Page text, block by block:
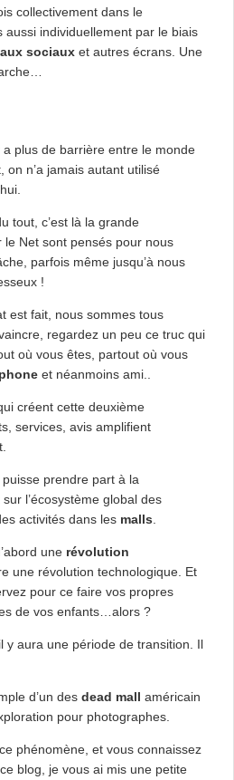
collectivement dans le
aussi individuellement par le biais
sociaux et autres écrans. Une
a plus de barrière entre le monde
on n’a jamais autant utilisé
tout, c’est là la grande
le Net sont pensés pour nous
parfois même jusqu’à nous
!
est fait, nous sommes tous
regardez un peu ce truc qui
où vous êtes, partout où vous
et néanmoins ami..
créent cette deuxième
services, avis amplifient
prendre part à la
l’écosystème global des
activités dans les malls
une révolution
une révolution technologique. Et
pour ce faire vos propres
de vos enfants…alors ?
y aura une période de transition. Il
d’un des dead mall américain
pour photographes.
phénomène, et vous connaissez
blog, je vous ai mis une petite